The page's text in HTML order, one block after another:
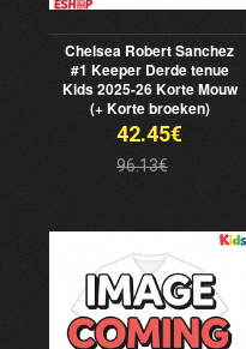
Chelsea Robert Sanchez
#1 Keeper Derde tenue
Kids 2025-26 Korte Mouw
(+ Korte broeken)
42.45€
96.13€